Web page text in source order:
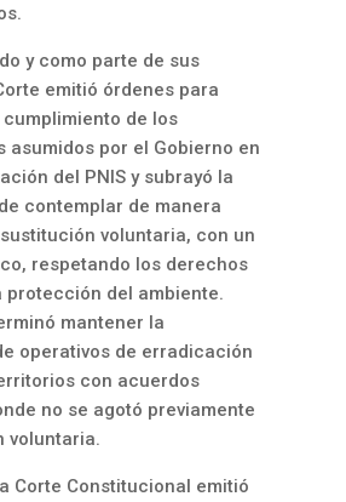
y como parte de sus
emitió órdenes para
de los
asumidos por el Gobierno en
del PNIS y subrayó la
contemplar de manera
voluntaria, con un
respetando los derechos
protección del ambiente.
mantener la
operativos de erradicación
con acuerdos
no se agotó previamente
voluntaria.
Corte Constitucional emitió